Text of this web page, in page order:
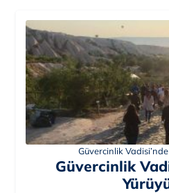
Güvercinlik
Güvercinlik